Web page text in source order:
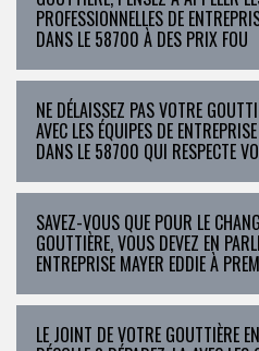
PROFESSIONNELLES DE
DANS LE 58700 À DES PRIX FOU
NE DÉLAISSEZ PAS VOTRE
AVEC LES ÉQUIPES DE
DANS LE 58700 QUI RESPECTE
SAVEZ-VOUS QUE POUR LE
GOUTTIÈRE, VOUS DEVEZ EN
ENTREPRISE MAYER EDDIE À
LE JOINT DE VOTRE GOUTTIÈRE